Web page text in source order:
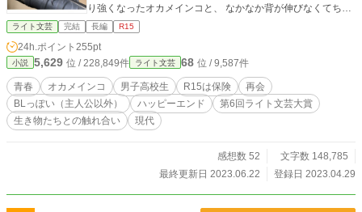
り強くなったオカメインコと、 なかなか背が伸びなくてちっ
ちゃいとからかわれる高校生男子が織りなす物語です。 周り
もなかなか個性的ですが、主人公以外にはBLっぽい内容もあ
りますのでご注意ください。（主人公はBLになりません） ハ
ッピーエンドです。R15は保険です。 表紙の写真は写真ACさ
んからお借りしました。
ライト文芸 完結 長編 R15
24h.ポイント 255pt
小説 5,629 位 / 228,849件 ライト文芸 68 位 / 9,587件
青春 オカメインコ 男子高校生 R15は保険
再会
BLっぽい（主人公以外）
ハッピーエンド
第6回ライト文芸大賞
生き物たちとの触れ合い
現代
感想数 52
文字数 148,785
最終更新日 2023.06.22
登録日 2023.04.29